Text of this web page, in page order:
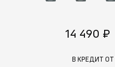
14 490 ₽
В КРЕДИТ ОТ